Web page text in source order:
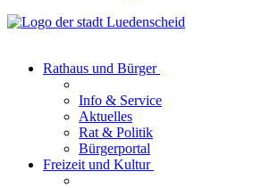
Rathaus und Bürger
Info & Service
Aktuelles
Rat & Politik
Bürgerportal
Freizeit und Kultur